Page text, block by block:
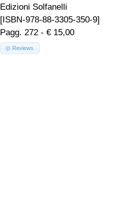
Edizioni Solfanelli
[ISBN-978-88-3305-350-9]
Pagg. 272 - € 15,00
Reviews